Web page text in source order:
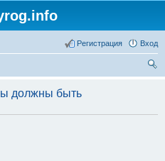
Вход
Регистрация
должны быть